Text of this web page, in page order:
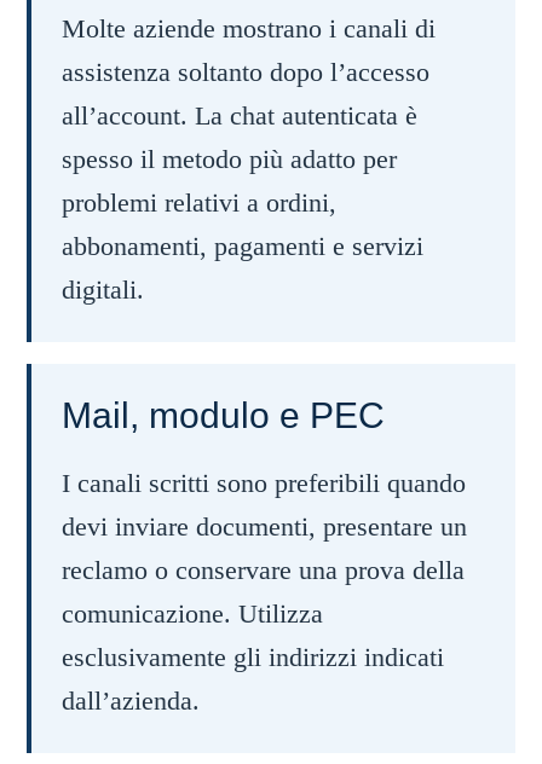
Molte aziende mostrano i canali di
assistenza soltanto dopo l’accesso
all’account. La chat autenticata è
spesso il metodo più adatto per
problemi relativi a ordini,
abbonamenti, pagamenti e servizi
digitali.
Mail, modulo e PEC
I canali scritti sono preferibili quando
devi inviare documenti, presentare un
reclamo o conservare una prova della
comunicazione. Utilizza
esclusivamente gli indirizzi indicati
dall’azienda.